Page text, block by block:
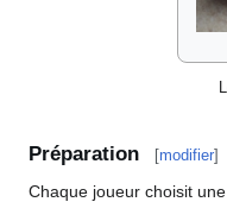
Préparation [modifier]
Chaque joueur choisit